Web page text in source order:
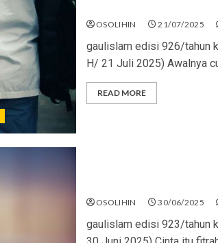
OSOLIHIN 21/07/2025
gaulislam edisi 926/tahun
H/ 21 Juli 2025) Awalnya
READ MORE
OSOLIHIN 30/06/2025
gaulislam edisi 923/tahun